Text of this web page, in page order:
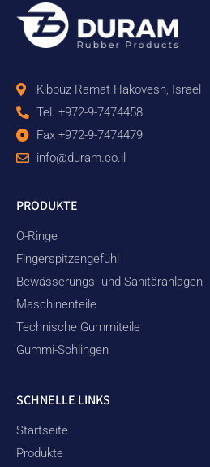
Kibbuz Ramat Hakovesh, Israel
Tel. +972-9-7474458
Fax +972-9-7474479
info@duram.co.il
PRODUKTE
O-Ringe
Fingerspitzengefühl
Bewässerungs- und Sanitäranlagen
Maschinenteile
Technische Gummiteile
Gummi-Schlingen
SCHNELLE LINKS
Startseite
Produkte